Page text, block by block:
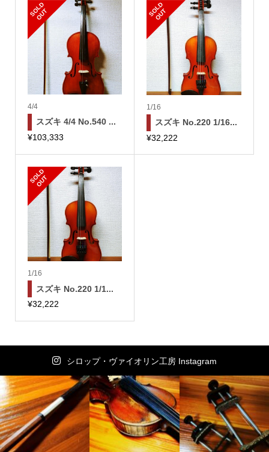
S
O
L
D
O
U
T
4/4
スズキ 4/4 No.540 ...
¥103,333
S
O
L
D
O
U
T
1/16
スズキ No.220 1/16...
¥32,222
S
O
L
D
O
U
T
1/16
スズキ No.220 1/1...
¥32,222
シロップ・ヴァイオリン工房 Instagram